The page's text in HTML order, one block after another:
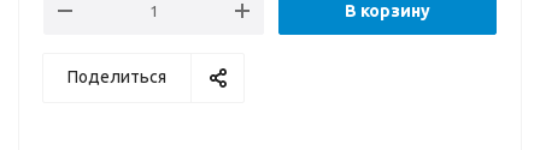
В корзину
Поделиться